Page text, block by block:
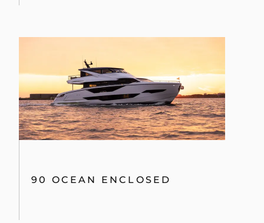
90 OCEAN ENCLOSED